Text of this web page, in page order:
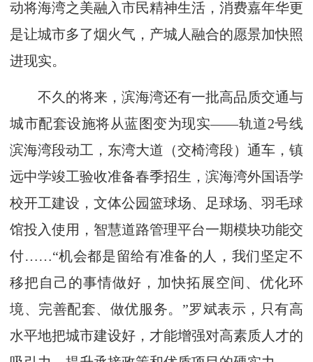
动将海湾之美融入市民精神生活，消费嘉年华更
是让城市多了烟火气，产城人融合的愿景加快照
进现实。
不久的将来，滨海湾还有一批高品质交通与
城市配套设施将从蓝图变为现实——轨道2号线
滨海湾段动工，东湾大道（交椅湾段）通车，镇
远中学竣工验收准备春季招生，滨海湾外国语学
校开工建设，文体公园篮球场、足球场、羽毛球
馆投入使用，智慧道路管理平台一期模块功能交
付……“机会都是留给有准备的人，我们坚定不
移把自己的事情做好，加快拓展空间、优化环
境、完善配套、做优服务。”罗斌表示，只有高
水平地把城市建设好，才能增强对高素质人才的